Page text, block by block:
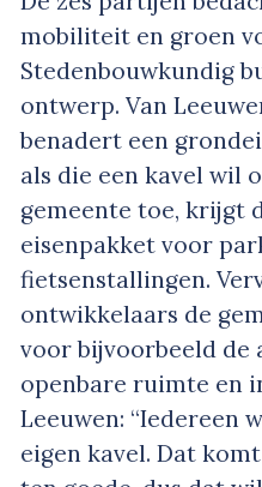
mobiliteit en groen
Stedenbouwkundig
ontwerp. Van
benadert een
als die een kavel wil
gemeente toe, krijgt
eisenpakket voor
fietsenstallingen.
ontwikkelaars de
voor bijvoorbeeld de
openbare ruimte en
Leeuwen: “Iedereen
eigen kavel. Dat